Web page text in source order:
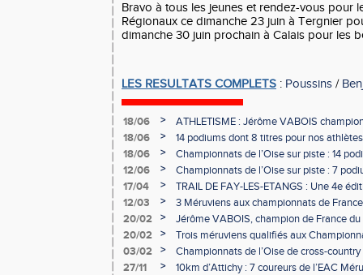
Bravo à tous les jeunes et rendez-vous pour
Régionaux ce dimanche 23 juin à Tergnier
dimanche 30 juin prochain à Calais pour les
LES RESULTATS COMPLETS : Poussins /
18/06 >
ATHLETISME : Jérôme VABOIS
18/06
>
14 podiums dont 8 titres pour nos
18/06
>
Championnats de l’Oise sur piste : 14
12/06
>
Championnats de l’Oise sur piste : 7
17/04
>
TRAIL DE FAY-LES-ETANGS : Une 4e
participants !
12/03 >
3 Méruviens aux championnats de
20/02
>
Jérôme VABOIS, champion de France
20/02
>
Trois méruviens qualifiés aux
country !
03/02 >
Championnats de l’Oise de cross-
les méruviens !
27/11 >
10km d’Attichy : 7 coureurs de l’EAC